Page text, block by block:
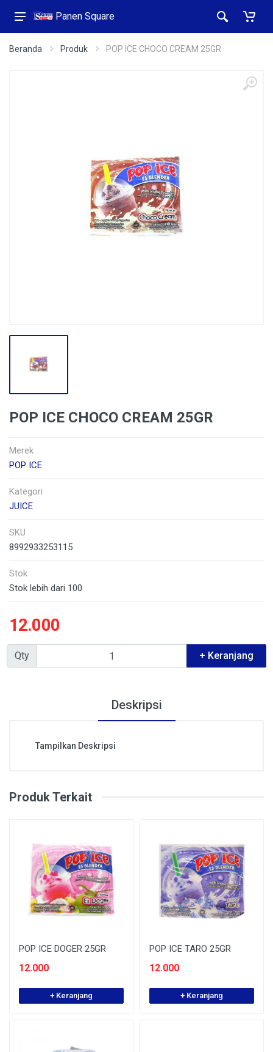
Panen Square
Beranda Produk POP ICE CHOCO CREAM 25GR
POP ICE CHOCO CREAM 25GR
Merek
POP ICE
Kategori
JUICE
SKU
8992933253115
Stok
Stok lebih dari 100
12.000
Qty + Keranjang
Deskripsi
Tampilkan Deskripsi
Produk Terkait
POP ICE DOGER 25GR
12.000
+ Keranjang
POP ICE TARO 25GR
12.000
+ Keranjang